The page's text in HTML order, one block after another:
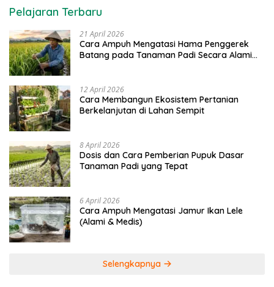
Pelajaran Terbaru
21 April 2026
Cara Ampuh Mengatasi Hama Penggerek
Batang pada Tanaman Padi Secara Alami
12 April 2026
Cara Membangun Ekosistem Pertanian
Berkelanjutan di Lahan Sempit
8 April 2026
Dosis dan Cara Pemberian Pupuk Dasar
Tanaman Padi yang Tepat
6 April 2026
Cara Ampuh Mengatasi Jamur Ikan Lele
(Alami & Medis)
Selengkapnya